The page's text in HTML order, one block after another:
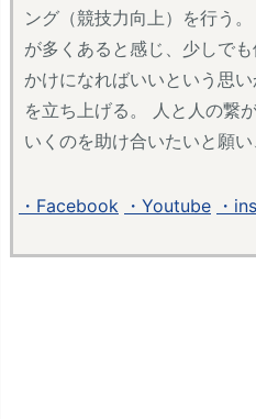
ング（競技力向上）を行う
が多くあると感じ、少しで
かけになればいいという思
を立ち上げる。 人と人の繋
いくのを助け合いたいと願い
・Facebook ・Youtube ・